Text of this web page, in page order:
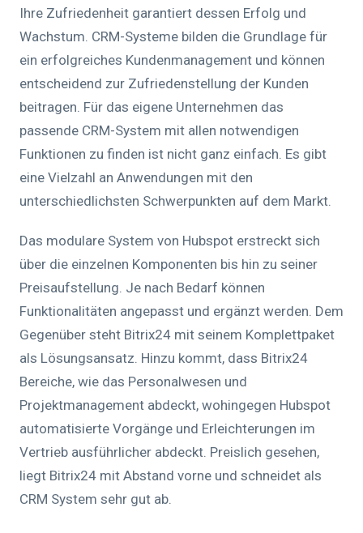
Ihre Zufriedenheit garantiert dessen Erfolg und
Wachstum. CRM-Systeme bilden die Grundlage für
ein erfolgreiches Kundenmanagement und können
entscheidend zur Zufriedenstellung der Kunden
beitragen. Für das eigene Unternehmen das
passende CRM-System mit allen notwendigen
Funktionen zu finden ist nicht ganz einfach. Es gibt
eine Vielzahl an Anwendungen mit den
unterschiedlichsten Schwerpunkten auf dem Markt.
Das modulare System von Hubspot erstreckt sich
über die einzelnen Komponenten bis hin zu seiner
Preisaufstellung. Je nach Bedarf können
Funktionalitäten angepasst und ergänzt werden. Dem
Gegenüber steht Bitrix24 mit seinem Komplettpaket
als Lösungsansatz. Hinzu kommt, dass Bitrix24
Bereiche, wie das Personalwesen und
Projektmanagement abdeckt, wohingegen Hubspot
automatisierte Vorgänge und Erleichterungen im
Vertrieb ausführlicher abdeckt. Preislich gesehen,
liegt Bitrix24 mit Abstand vorne und schneidet als
CRM System sehr gut ab.